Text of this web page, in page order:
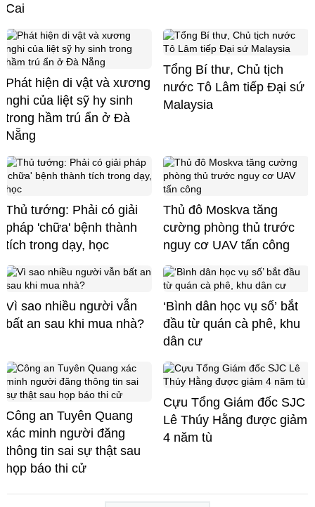
Cai
Phát hiện di vật và xương
nghi của liệt sỹ hy sinh
trong hầm trú ẩn ở Đà
Nẵng
Tổng Bí thư, Chủ tịch
nước Tô Lâm tiếp Đại sứ
Malaysia
Thủ tướng: Phải có giải
pháp 'chữa' bệnh thành
tích trong dạy, học
Thủ đô Moskva tăng
cường phòng thủ trước
nguy cơ UAV tấn công
Vì sao nhiều người vẫn
bất an sau khi mua nhà?
‘Bình dân học vụ số’ bắt
đầu từ quán cà phê, khu
dân cư
Công an Tuyên Quang
xác minh người đăng
thông tin sai sự thật sau
họp báo thi cử
Cựu Tổng Giám đốc SJC
Lê Thúy Hằng được giảm
4 năm tù